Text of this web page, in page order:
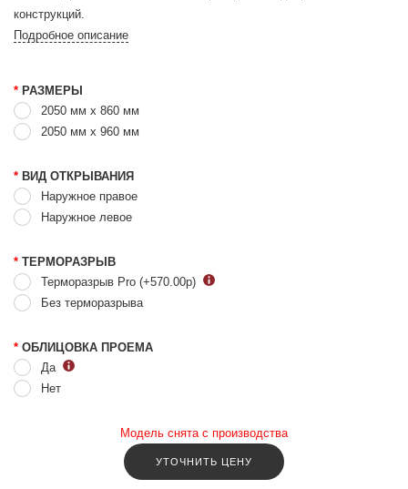
конструкций.
Подробное описание
* РАЗМЕРЫ
2050 мм х 860 мм
2050 мм x 960 мм
* ВИД ОТКРЫВАНИЯ
Наружное правое
Наружное левое
* ТЕРМОРАЗРЫВ
Терморазрыв Pro (+570.00р)
Без терморазрыва
* ОБЛИЦОВКА ПРОЕМА
Да
Нет
Модель снята с производства
УТОЧНИТЬ ЦЕНУ